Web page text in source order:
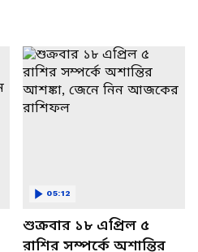
শুক্রবার ১৮ এপ্রিল ৫
রাশির সম্পর্কে অশান্তির
05:12